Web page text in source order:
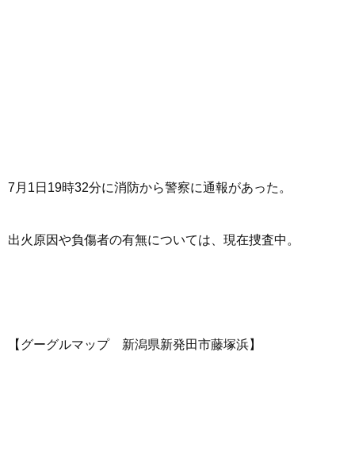
7月1日19時32分に消防から警察に通報があった。
出火原因や負傷者の有無については、現在捜査中。
【グーグルマップ 新潟県新発田市藤塚浜】